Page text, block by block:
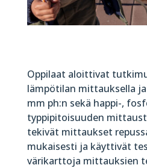
Oppilaat aloittivat
lämpötilan mittauksella
mm ph:n sekä happi-,
typpipitoisuuden
tekivät mittaukset
mukaisesti ja käyttivät
värikarttoja mittauksien